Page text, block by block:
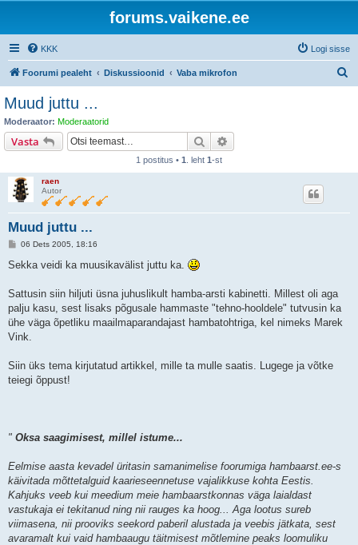
forums.vaikene.ee
KKK Logi sisse
Foorumi pealeht Diskussioonid Vaba mikrofon
Muud juttu ...
Moderaator: Moderaatorid
Vasta Otsi
1 postitus • 1 . leht 1-st
raen
Autor
Muud juttu ...
P
s
t
s
06 Dets 2005, 18:16
Sekka veidi ka muusikavälist juttu ka.
Sattusin siin hiljuti üsna juhuslikult hamba-arsti kabinetti. Millest oli aga
palju kasu, sest lisaks põgusale hammaste "tehno-hooldele" tutvusin ka
ühe väga õpetliku maailmaparandajast hambatohtriga, kel nimeks Marek
Vink.
Siin üks tema kirjutatud artikkel, mille ta mulle saatis. Lugege ja võtke
teiegi õppust!
" Oksa saagimisest, millel istume...
Eelmise aasta kevadel üritasin samanimelise foorumiga hambaarst.ee-s
käivitada mõttetalguid kaarieseennetuse vajalikkuse kohta Eestis.
Kahjuks veeb kui meedium meie hambaarstkonnas väga laialdast
vastukaja ei tekitanud ning nii rauges ka hoog... Aga lootus sureb
viimasena, nii prooviks seekord paberil alustada ja veebis jätkata, sest
avaramalt kui vaid hambaaugu täitmisest mõtlemine peaks loomuliku